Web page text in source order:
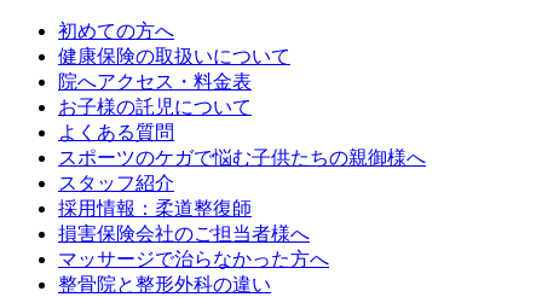
初めての方へ
健康保険の取扱いについて
院へアクセス・料金表
お子様の託児について
よくある質問
スポーツのケガで悩む子供たちの親御様へ
スタッフ紹介
採用情報：柔道整復師
損害保険会社のご担当者様へ
マッサージで治らなかった方へ
整骨院と整形外科の違い